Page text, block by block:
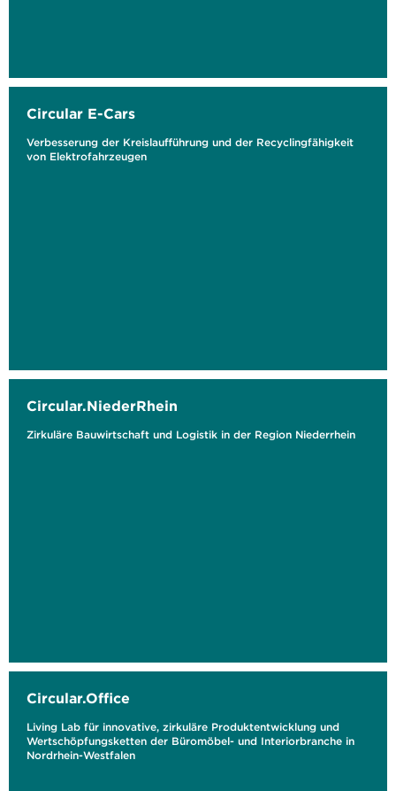
Circular E-Cars
Verbesserung der Kreislaufführung und der Recyclingfähigkeit
von Elektrofahrzeugen
Circular.NiederRhein
Zirkuläre Bauwirtschaft und Logistik in der Region Niederrhein
Circular.Office
Living Lab für innovative, zirkuläre Produktentwicklung und
Wertschöpfungsketten der Büromöbel- und Interiorbranche in
Nordrhein-Westfalen